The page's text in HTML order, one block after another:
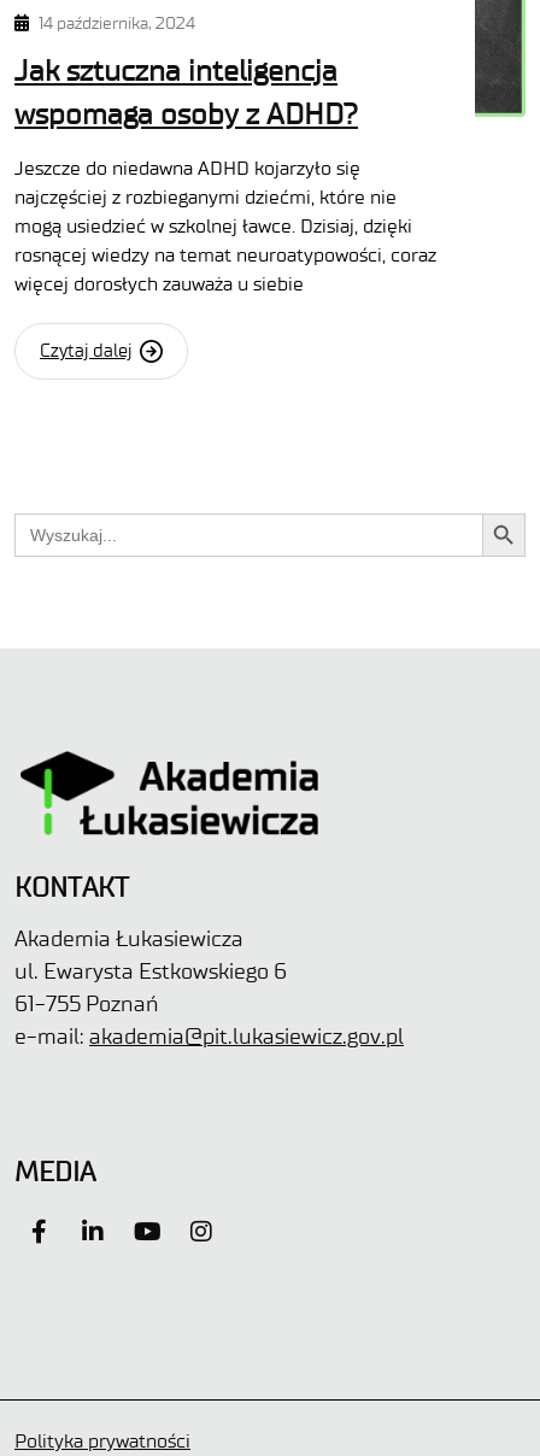
14 października, 2024
Jak sztuczna inteligencja
wspomaga osoby z ADHD?
Jeszcze do niedawna ADHD kojarzyło się
najczęściej z rozbieganymi dziećmi, które nie
mogą usiedzieć w szkolnej ławce. Dzisiaj, dzięki
rosnącej wiedzy na temat neuroatypowości, coraz
więcej dorosłych zauważa u siebie
Czytaj dalej
Search
for:
Search Button
KONTAKT
Akademia Łukasiewicza
ul. Ewarysta Estkowskiego 6
61-755 Poznań
e-mail: akademia@pit.lukasiewicz.gov.pl
MEDIA
Polityka prywatności